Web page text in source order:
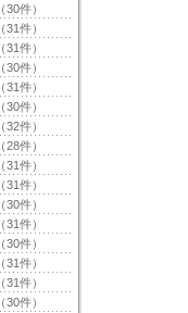
（30件）
（31件）
（31件）
（30件）
（31件）
（30件）
（32件）
（28件）
（31件）
（31件）
（30件）
（31件）
（30件）
（31件）
（31件）
（30件）